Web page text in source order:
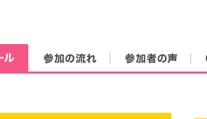
スケジュール 参加の流れ 参加者の声